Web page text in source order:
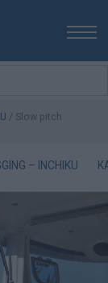
/ Slow pitch
– INCHIKU